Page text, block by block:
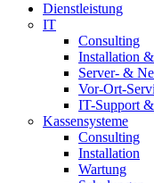
Dienstleistung
IT
Consulting
Installation
Server- &
Vor-Ort-
IT-Support
Kassensysteme
Consulting
Installation
Wartung